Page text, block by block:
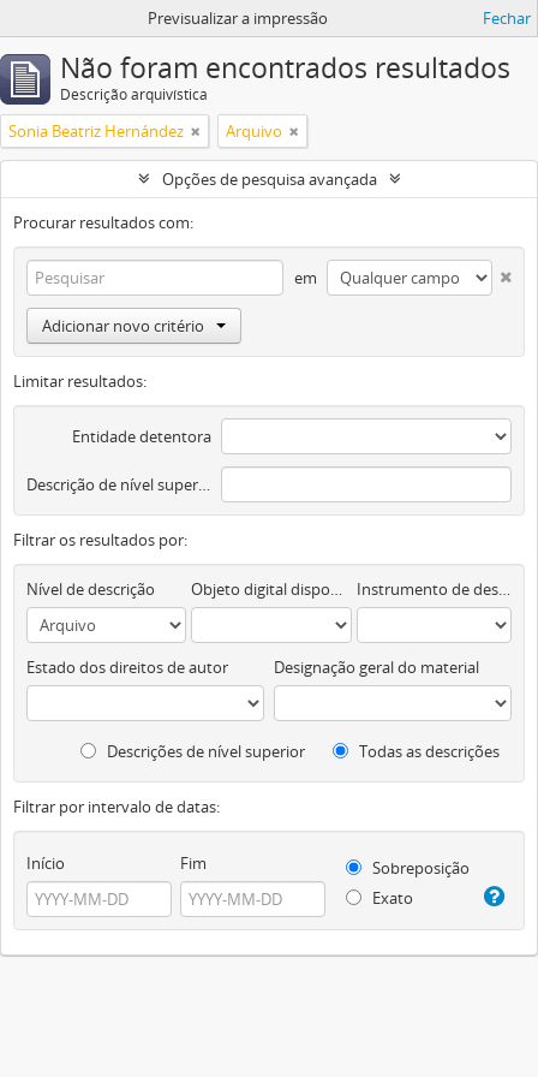
Previsualizar a impressão Fechar
Não foram encontrados resultados
Descrição arquivística
Sonia Beatriz Hernández Arquivo
Opções de pesquisa avançada
Procurar resultados com:
em
Adicionar novo critério
Limitar resultados:
Entidade detentora
Descrição de nível superior
Filtrar os resultados por:
Nível de descrição Objeto digital disponível Instrumento de descrição documental
Estado dos direitos de autor Designação geral do material
Descrições de nível superior Todas as descrições
Filtrar por intervalo de datas:
Início Fim
Sobreposição
Exato